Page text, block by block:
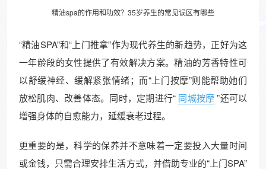
精油spa的作用和功效？35岁养生的常见误区有哪些
“精油SPA”和“上门推拿”作为现代养生的新趋势，正好为这
一年龄段的女性提供了有效解决方案。精油的芳香特性可
以舒缓神经、缓解紧张情绪；而“上门按摩”则能帮助她们
放松肌肉、改善体态。同时，定期进行“ 同城按摩 ”还可以
增强身体的自愈能力，延缓衰老过程。
更重要的是，科学的保养并不意味着一定要投入大量时间
或金钱，只需合理安排生活方式，并借助专业的“上门SPA”